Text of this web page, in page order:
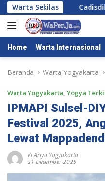
Langsung
ke
konten
Warta SekilasCadisdik
Home Warta Internasional
Beranda Warta Yogyakarta
Warta Yogyakarta, Yogya
IPMAPI Sulsel-
Festival 2025,
Lewat
Ki Ariyo Yogyakarta
21 Desember 2025